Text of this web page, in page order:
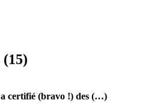
a certifié (bravo !) des (…)